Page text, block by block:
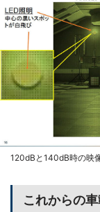
120dBと140dB時の映
これからの